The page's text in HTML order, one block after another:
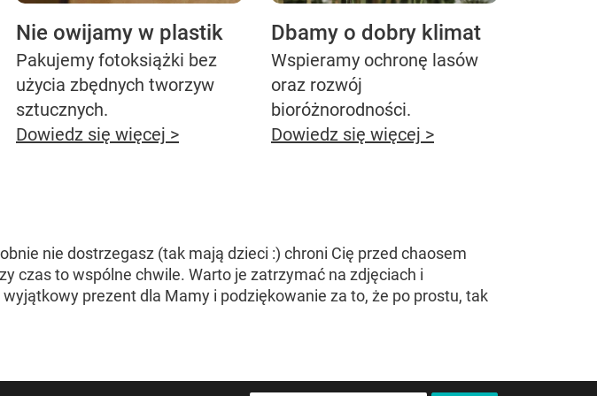
Nie owijamy w plastik
Pakujemy fotoksiążki bez
użycia zbędnych tworzyw
sztucznych.
Dowiedz się więcej >
Dbamy o dobry klimat
Wspieramy ochronę lasów
oraz rozwój
bioróżnorodności.
Dowiedz się więcej >
nie dostrzegasz (tak mają dzieci :) chroni Cię przed chaosem
czas to wspólne chwile. Warto je zatrzymać na zdjęciach i
prezent dla Mamy i podziękowanie za to, że po prostu, tak